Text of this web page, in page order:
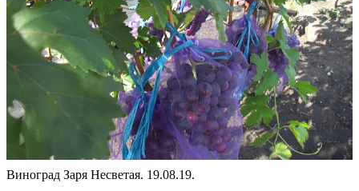
Виноград Заря Несветая. 19.08.19.